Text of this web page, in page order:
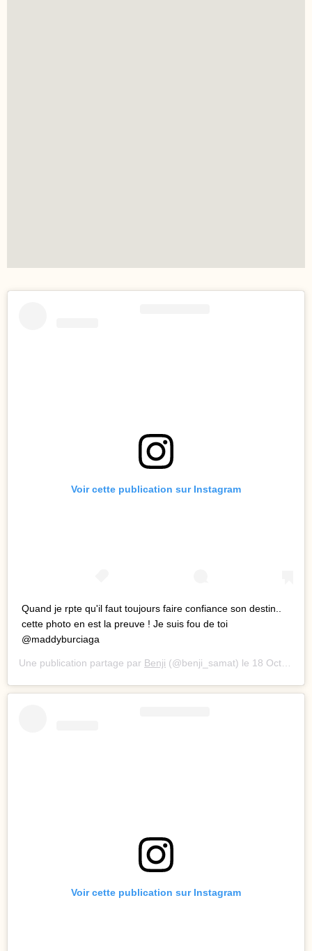
Voir cette publication sur Instagram
Quand je rpte qu'il faut toujours faire confiance son destin..
cette photo en est la preuve ! Je suis fou de toi
@maddyburciaga
Une publication partage par Benji (@benji_samat) le 18 Oct. 2020 11 :10 PDT
Voir cette publication sur Instagram